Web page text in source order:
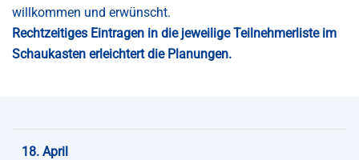
willkommen und erwünscht.
Rechtzeitiges Eintragen in die jeweilige Teilnehmerliste im
Schaukasten erleichtert die Planungen.
18. April